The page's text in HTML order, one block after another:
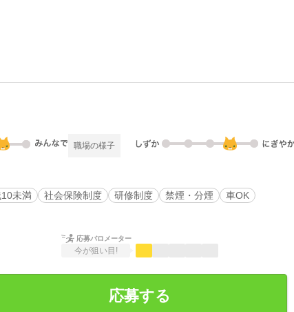
職場の様子
未満 社会保険制度 研修制度 禁煙・分煙 車OK
応募バロメーター
今が狙い目!
応募する